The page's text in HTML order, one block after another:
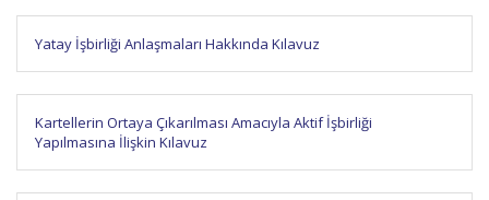
Yatay İşbirliği Anlaşmaları Hakkında Kılavuz
Kartellerin Ortaya Çıkarılması Amacıyla Aktif İşbirliği
Yapılmasına İlişkin Kılavuz